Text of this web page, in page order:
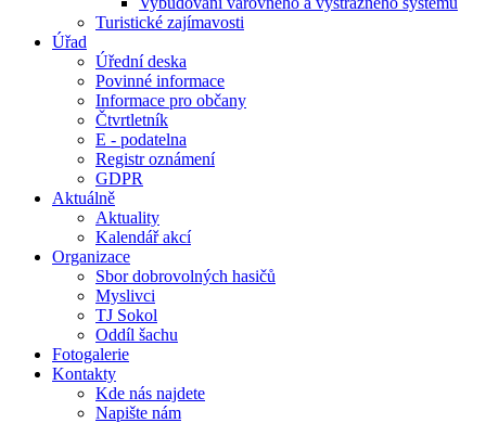
Turistické zajímavosti
Úřad
Úřední deska
Povinné informace
Informace pro občany
Čtvrtletník
E - podatelna
Registr oznámení
GDPR
Aktuálně
Aktuality
Kalendář akcí
Organizace
Sbor dobrovolných hasičů
Myslivci
TJ Sokol
Oddíl šachu
Fotogalerie
Kontakty
Kde nás najdete
Napište nám